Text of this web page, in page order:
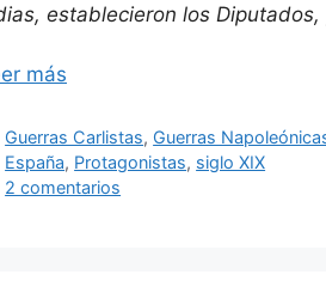
establecieron los
más
Categorías
Guerras Carlistas, Guerras
Etiquetas
España, Protagonistas, siglo XIX
2 comentarios